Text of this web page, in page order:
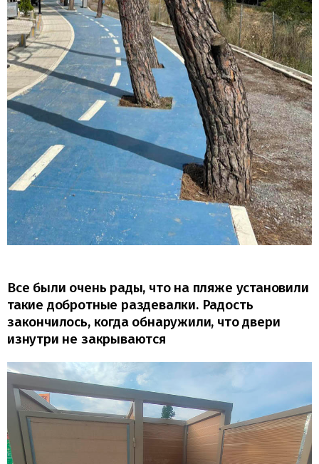
Все были очень рады, что на пляже установили
такие добротные раздевалки. Радость
закончилось, когда обнаружили, что двери
изнутри не закрываются